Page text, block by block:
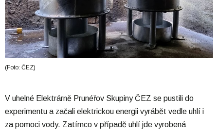
(Foto: ČEZ)
V uhelné Elektrárně Prunéřov Skupiny ČEZ se pustili do
experimentu a začali elektrickou energii vyrábět vedle uhlí i
za pomoci vody. Zatímco v případě uhlí jde vyrobená